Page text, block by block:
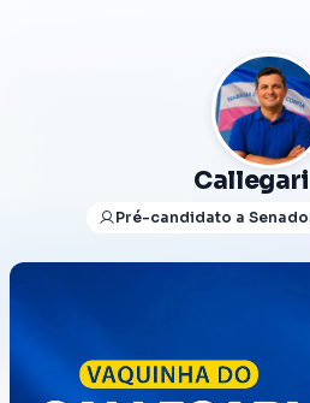
Callegari
Pré-candidato a